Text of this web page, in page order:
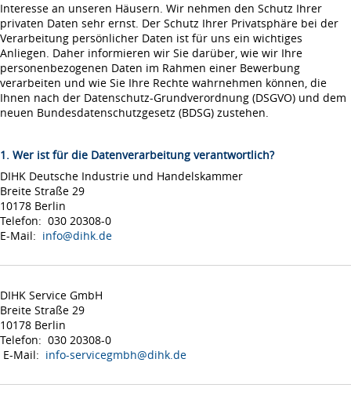
Interesse an unseren Häusern. Wir nehmen den Schutz Ihrer
privaten Daten sehr ernst. Der Schutz Ihrer Privatsphäre bei der
Verarbeitung persönlicher Daten ist für uns ein wichtiges
Anliegen. Daher informieren wir Sie darüber, wie wir Ihre
personenbezogenen Daten im Rahmen einer Bewerbung
verarbeiten und wie Sie Ihre Rechte wahrnehmen können, die
Ihnen nach der Datenschutz-Grundverordnung (DSGVO) und dem
neuen Bundesdatenschutzgesetz (BDSG) zustehen.
1. Wer ist für die Datenverarbeitung verantwortlich?
DIHK Deutsche Industrie und Handelskammer
Breite Straße 29
10178 Berlin
Telefon: 030 20308-0
E-Mail: info@dihk.de
DIHK Service GmbH
Breite Straße 29
10178 Berlin
Telefon: 030 20308-0
E-Mail: info-servicegmbh@dihk.de